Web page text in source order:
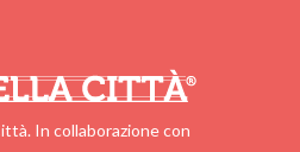
In collaborazione con